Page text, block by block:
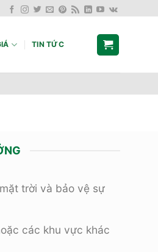
TIN TỨC
trời và bảo vệ sự
các khu vực khác